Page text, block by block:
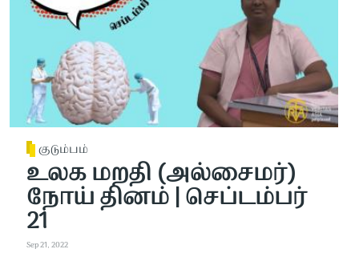
குடும்பம்
உலக மறதி (அல்சைமர்)
நோய் தினம் | செப்டம்பர்
21
Sep 21, 2022